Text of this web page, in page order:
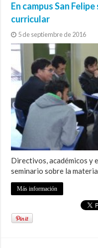
En campus San
curricular
5 de septiembre de 2016
Directivos, académicos y
seminario sobre la
Más información